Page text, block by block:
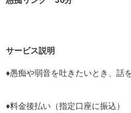
サービス説明
♦️愚痴や弱音を吐きたいとき、話
♦️料金後払い（指定口座に振込）